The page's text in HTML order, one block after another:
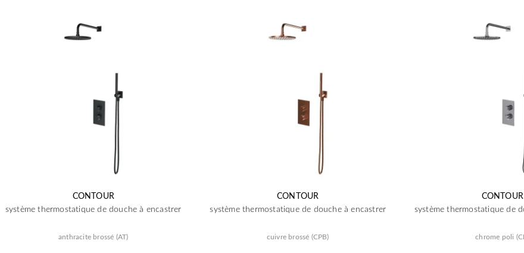
CONTOUR
système thermostatique de douche à encastrer
anthracite brossé (AT)
CONTOUR
système thermostatique de douche à encastrer
cuivre brossé (CPB)
CONTOUR
système thermostatique de
chrome poli